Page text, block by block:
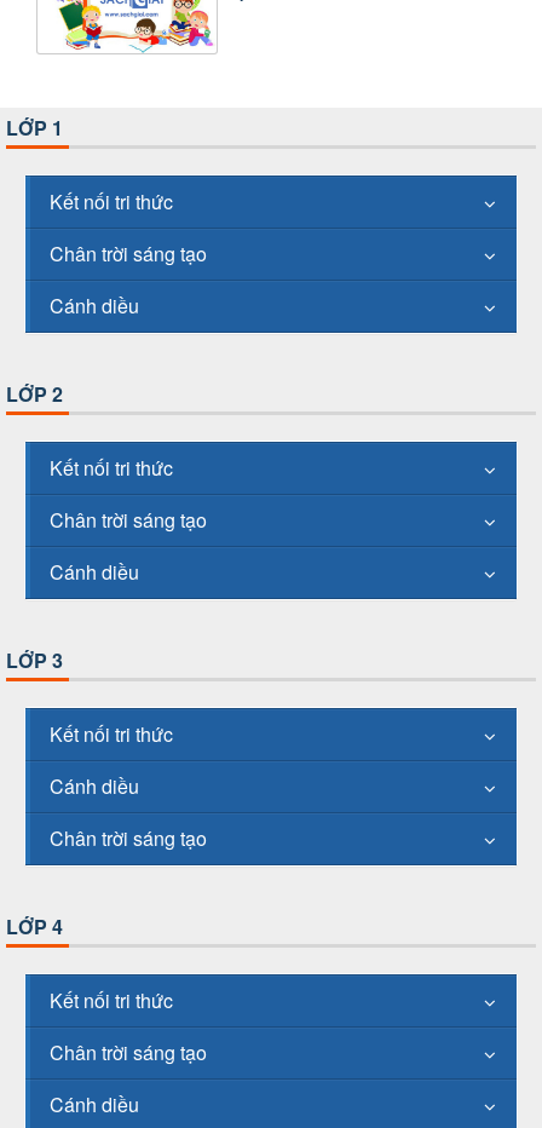
LỚP 1
Kết nối tri thức
Chân trời sáng tạo
Cánh diều
LỚP 2
Kết nối tri thức
Chân trời sáng tạo
Cánh diều
LỚP 3
Kết nối tri thức
Cánh diều
Chân trời sáng tạo
LỚP 4
Kết nối tri thức
Chân trời sáng tạo
Cánh diều